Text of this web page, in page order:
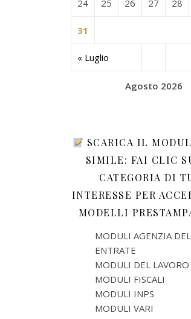
Agosto 2026
« Luglio
24 25 26 27 28
31
SCARICA IL
SIMILE: FAI CLIC
CATEGORIA DI
INTERESSE PER
MODELLI
MODULI AGENZIA
ENTRATE
MODULI DEL LAVORO
MODULI FISCALI
MODULI INPS
MODULI VARI